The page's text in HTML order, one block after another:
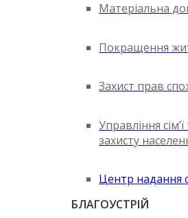
Матеріальна
Покращення
Захист прав
Управління
захисту
Центр надання
БЛАГОУСТРІЙ